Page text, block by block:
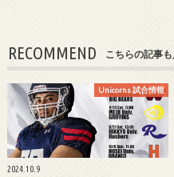
RECOMMEND こちらの記事も
Unicorns 試合情報
2024.10.9